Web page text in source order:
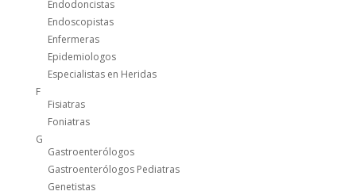
Endodoncistas
Endoscopistas
Enfermeras
Epidemiologos
Especialistas en Heridas
F
Fisiatras
Foniatras
G
Gastroenterólogos
Gastroenterólogos Pediatras
Genetistas